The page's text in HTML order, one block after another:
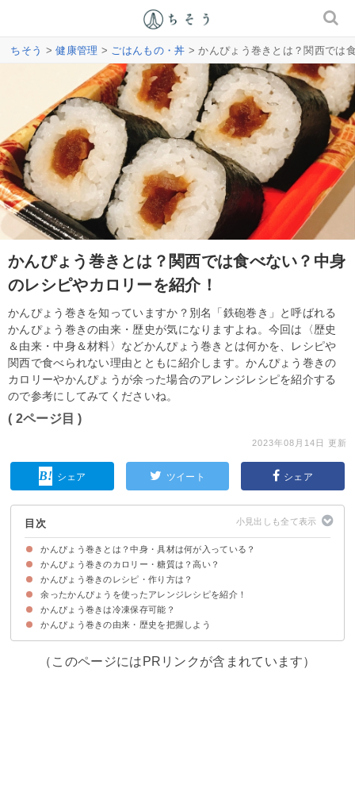
ちそう >健康管理 > ごはんもの・丼 > かんぴょう巻きとは？関西では
かんぴょう巻きとは？関西では食べない？中身
のレシピやカロリーを紹介！
かんぴょう巻きを知っていますか？別名「鉄砲巻き」と呼ばれる
かんぴょう巻きの由来・歴史が気になりますよね。今回は〈歴史
＆由来・中身＆材料〉などかんぴょう巻きとは何かを、レシピや
関西で食べられない理由とともに紹介します。かんぴょう巻きの
カロリーやかんぴょうが余った場合のアレンジレシピを紹介する
ので参考にしてみてくださいね。
( 2ページ目 )
2023年08月14日 更新
シェア ツイート シェア
目次
かんぴょう巻きとは？中身・具材は何が入っている？
かんぴょう巻きは別名「鉄砲巻き」と呼ばれる寿司
かんぴょう巻きの歴史・由来
かんぴょう巻きが関西で食べられない理由
かんぴょう巻きの食べ方・マナー
かんぴょう巻きのカロリー・糖質は？高い？
かんぴょう巻きのカロリー・糖質
かんぴょう巻きのカロリー・糖質を他の巻き寿司と比較
かんぴょう巻きのカロリーを消費するために必要なカロリー
かんぴょう巻きのレシピ・作り方は？
①かんぴょう巻きの材料・中身の作り方
②かんぴょう巻きの作り方
余ったかんぴょうを使ったアレンジレシピを紹介！
①ちらし寿司
②海山かんぴょう巻き
かんぴょう巻きは冷凍保存可能？
かんぴょう巻きは野菜室で保存するのがおすすめ
かんぴょう巻きの由来・歴史を把握しよう
（このページにはPRリンクが含まれています）